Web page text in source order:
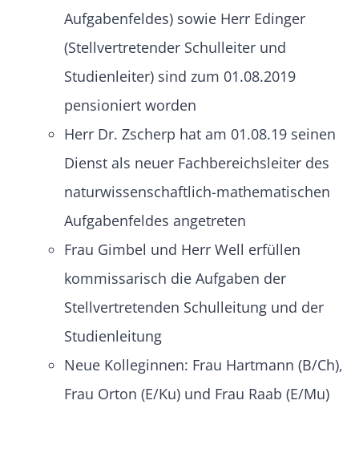
Aufgabenfeldes) sowie Herr Edinger
(Stellvertretender Schulleiter und
Studienleiter) sind zum 01.08.2019
pensioniert worden
Herr Dr. Zscherp hat am 01.08.19 seinen
Dienst als neuer Fachbereichsleiter des
naturwissenschaftlich-mathematischen
Aufgabenfeldes angetreten
Frau Gimbel und Herr Well erfüllen
kommissarisch die Aufgaben der
Stellvertretenden Schulleitung und der
Studienleitung
Neue Kolleginnen: Frau Hartmann (B/Ch),
Frau Orton (E/Ku) und Frau Raab (E/Mu)